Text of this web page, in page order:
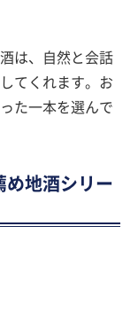
は、自然と会話
てくれます。お
た一本を選んで
め地酒シリー